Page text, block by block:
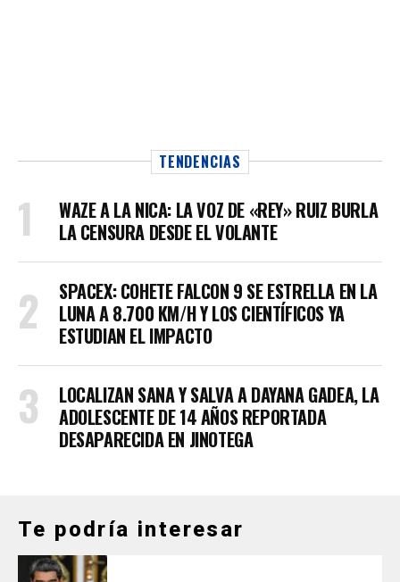
TENDENCIAS
WAZE A LA NICA: LA VOZ DE «REY» RUIZ BURLA
LA CENSURA DESDE EL VOLANTE
SPACEX: COHETE FALCON 9 SE ESTRELLA EN LA
LUNA A 8.700 KM/H Y LOS CIENTÍFICOS YA
ESTUDIAN EL IMPACTO
LOCALIZAN SANA Y SALVA A DAYANA GADEA, LA
ADOLESCENTE DE 14 AÑOS REPORTADA
DESAPARECIDA EN JINOTEGA
Te podría interesar